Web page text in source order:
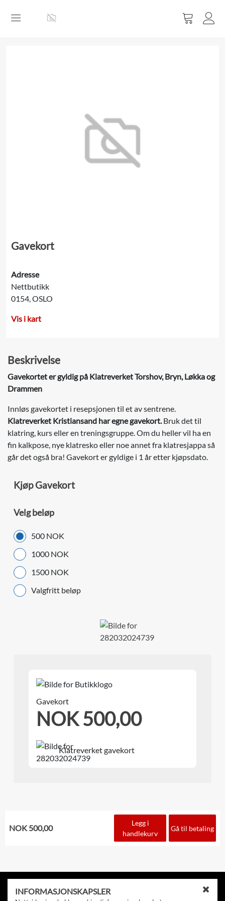
INFORMASJONSKAPSLER
Gavekort
Adresse
Nettbutikk
0154, OSLO
Vis i kart
Beskrivelse
Gavekortet er gyldig på Klatreverket Torshov, Bryn, Løkka og
Drammen
Innløs gavekortet i resepsjonen til et av sentrene.
Klatreverket Kristiansand har egne gavekort.Bruk det til
klatring, kurs eller en treningsgruppe. Om du heller vil ha en
fin kalkpose, nye klatresko eller noe annet fra klatresjappa så
går det også bra! Gavekort er gyldige i 1 år etter kjøpsdato.
Kjøp Gavekort
Velg beløp
500 NOK
1000 NOK
1500 NOK
Valgfritt beløp
Gavekort
NOK 500,00
Klatreverket gavekort
NOK 500,00
Legg i
handlekurv
Gå til betaling